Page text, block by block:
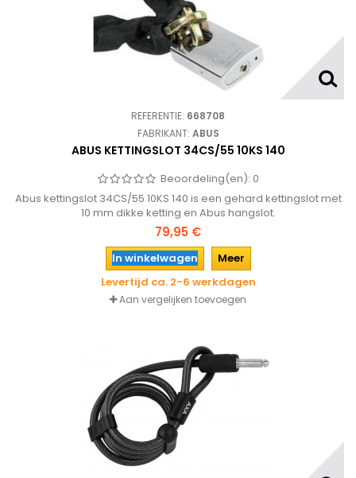
REFERENTIE: 668708
FABRIKANT: ABUS
ABUS KETTINGSLOT 34CS/55 10KS 140
Beoordeling(en): 0
Abus kettingslot 34CS/55 10KS 140 is een gehard kettingslot met
10 mm dikke ketting en Abus hangslot.
79,95 €
In winkelwagen
Meer
Levertijd ca. 2-6 werkdagen
Aan vergelijken toevoegen